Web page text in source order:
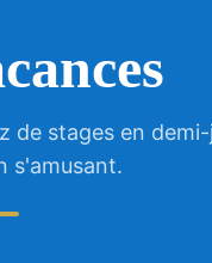
de stages en
s'amusant.